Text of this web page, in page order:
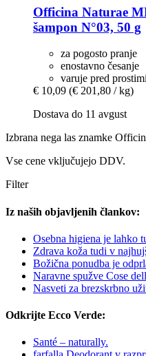
Officina Naturae
šampon N°03, 50 g
za pogosto pranje
enostavno česanje
varuje pred
€ 10,09 (€ 201,80 / kg)
Dostava do 11 avgust
Izbrana nega las znamke
Vse cene vključujejo DDV.
Filter
Iz naših objavljenih člankov:
Osebna higiena je lahko
Zdrava koža tudi v
Božična ponudba je
Naravne spužve Cose
Nasveti za brezskrbno
Odkrijte Ecco Verde:
Santé – naturally.